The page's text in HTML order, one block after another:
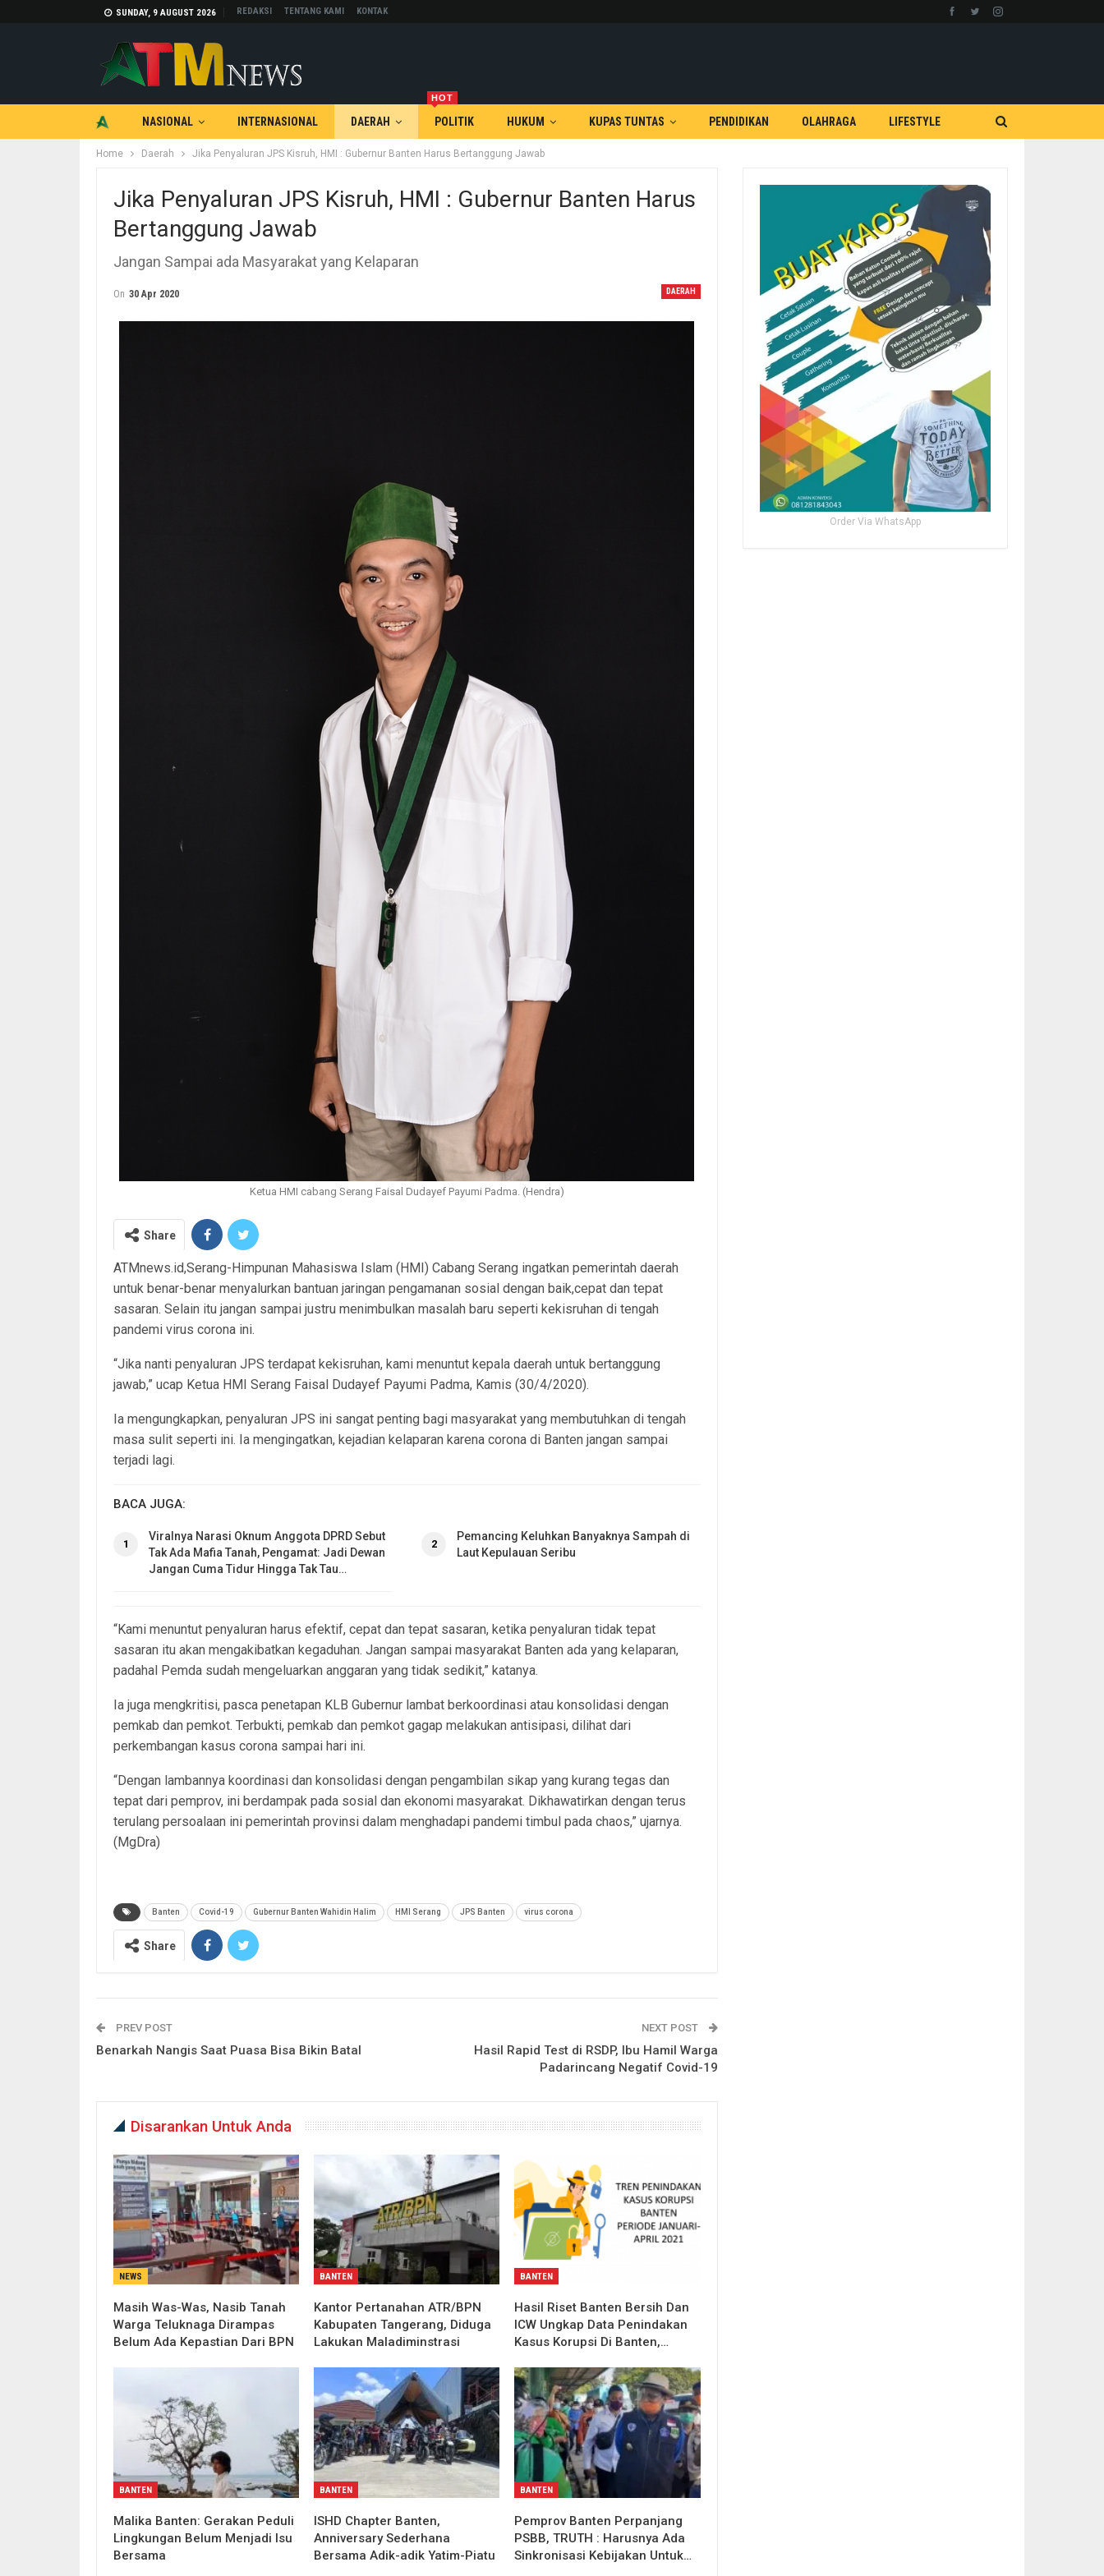
SUNDAY, 9 AUGUST 2026 REDAKSI TENTANG KAMI KONTAK
NASIONAL INTERNASIONAL DAERAH POLITIK
HOT
HUKUM KUPAS TUNTAS PENDIDIKAN OLAHRAGA LIFESTYLE
TEKNOLOGI OTOMOTIF
Home Daerah Jika Penyaluran JPS Kisruh, HMI : Gubernur Banten Harus Bertanggung Jawab
Jika Penyaluran JPS Kisruh, HMI : Gubernur Banten Harus
Bertanggung Jawab
Jangan Sampai ada Masyarakat yang Kelaparan
DAERAH
On 30 Apr 2020
Ketua HMI cabang Serang Faisal Dudayef Payumi Padma. (Hendra)
Share
ATMnews.id,Serang-Himpunan Mahasiswa Islam (HMI) Cabang Serang ingatkan pemerintah daerah
untuk benar-benar menyalurkan bantuan jaringan pengamanan sosial dengan baik,cepat dan tepat
sasaran. Selain itu jangan sampai justru menimbulkan masalah baru seperti kekisruhan di tengah
pandemi virus corona ini.
“Jika nanti penyaluran JPS terdapat kekisruhan, kami menuntut kepala daerah untuk bertanggung
jawab,” ucap Ketua HMI Serang Faisal Dudayef Payumi Padma, Kamis (30/4/2020).
Ia mengungkapkan, penyaluran JPS ini sangat penting bagi masyarakat yang membutuhkan di tengah
masa sulit seperti ini. Ia mengingatkan, kejadian kelaparan karena corona di Banten jangan sampai
terjadi lagi.
BACA JUGA:
1
Viralnya Narasi Oknum Anggota DPRD Sebut
Tak Ada Mafia Tanah, Pengamat: Jadi Dewan
Jangan Cuma Tidur Hingga Tak Tau…
2
Pemancing Keluhkan Banyaknya Sampah di
Laut Kepulauan Seribu
“Kami menuntut penyaluran harus efektif, cepat dan tepat sasaran, ketika penyaluran tidak tepat
sasaran itu akan mengakibatkan kegaduhan. Jangan sampai masyarakat Banten ada yang kelaparan,
padahal Pemda sudah mengeluarkan anggaran yang tidak sedikit,” katanya.
Ia juga mengkritisi, pasca penetapan KLB Gubernur lambat berkoordinasi atau konsolidasi dengan
pemkab dan pemkot. Terbukti, pemkab dan pemkot gagap melakukan antisipasi, dilihat dari
perkembangan kasus corona sampai hari ini.
“Dengan lambannya koordinasi dan konsolidasi dengan pengambilan sikap yang kurang tegas dan
tepat dari pemprov, ini berdampak pada sosial dan ekonomi masyarakat. Dikhawatirkan dengan terus
terulang persoalaan ini pemerintah provinsi dalam menghadapi pandemi timbul pada chaos,” ujarnya.
(MgDra)
Banten Covid-19 Gubernur Banten Wahidin Halim HMI Serang JPS Banten virus corona
Share
PREV POST
Benarkah Nangis Saat Puasa Bisa Bikin Batal
NEXT POST
Hasil Rapid Test di RSDP, Ibu Hamil Warga
Padarincang Negatif Covid-19
Disarankan Untuk Anda
NEWS
Masih Was-Was, Nasib Tanah
Warga Teluknaga Dirampas
Belum Ada Kepastian Dari BPN
BANTEN
Kantor Pertanahan ATR/BPN
Kabupaten Tangerang, Diduga
Lakukan Maladiminstrasi
BANTEN
Hasil Riset Banten Bersih Dan
ICW Ungkap Data Penindakan
Kasus Korupsi Di Banten,…
BANTEN
Malika Banten: Gerakan Peduli
Lingkungan Belum Menjadi Isu
Bersama
BANTEN
ISHD Chapter Banten,
Anniversary Sederhana
Bersama Adik-adik Yatim-Piatu
BANTEN
Pemprov Banten Perpanjang
PSBB, TRUTH : Harusnya Ada
Sinkronisasi Kebijakan Untuk…
Order Via WhatsApp